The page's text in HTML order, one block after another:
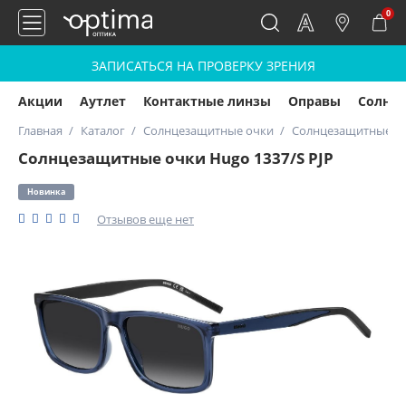
0
ЗАПИСАТЬСЯ НА ПРОВЕРКУ ЗРЕНИЯ
Акции Аутлет Контактные линзы Оправы
Главная Каталог Солнцезащитные очки Солнцезащитные
Солнцезащитные очки Hugo 1337/S PJP
Новинка
Отзывов еще нет